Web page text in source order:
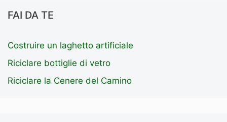
FAI DA TE
Costruire un laghetto artificiale
Riciclare bottiglie di vetro
Riciclare la Cenere del Camino